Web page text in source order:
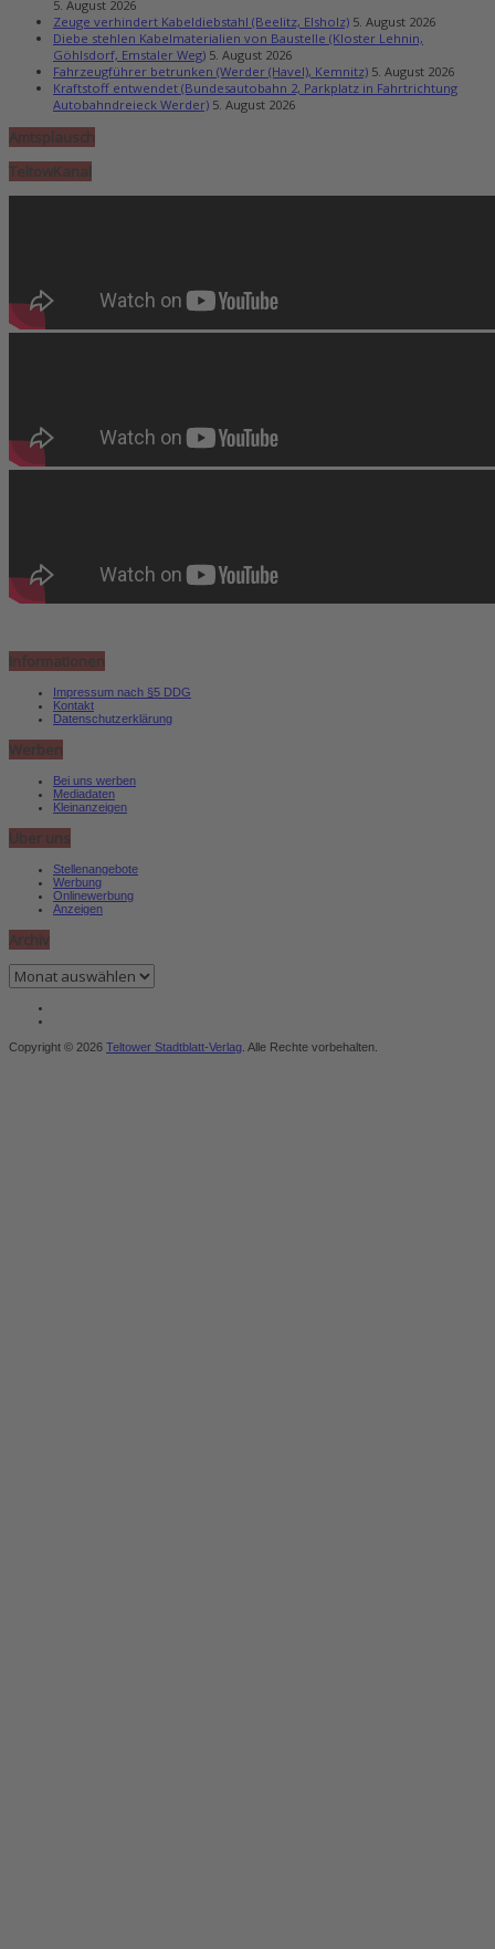
5. August 2026
Zeuge verhindert Kabeldiebstahl (Beelitz, Elsholz) 5. August 2026
Diebe stehlen Kabelmaterialien von Baustelle (Kloster Lehnin,
Göhlsdorf, Emstaler Weg) 5. August 2026
Fahrzeugführer betrunken (Werder (Havel), Kemnitz) 5. August 2026
Kraftstoff entwendet (Bundesautobahn 2, Parkplatz in Fahrtrichtung
Autobahndreieck Werder) 5. August 2026
Amtsplausch
TeltowKanal
Informationen
Impressum nach §5 DDG
Kontakt
Datenschutzerklärung
Werben
Bei uns werben
Mediadaten
Kleinanzeigen
Über uns
Stellenangebote
Werbung
Onlinewerbung
Anzeigen
Archiv
Archiv
Copyright © 2026 Teltower Stadtblatt-Verlag . Alle Rechte vorbehalten.